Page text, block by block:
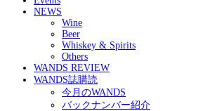
NEWS
Wine
Beer
Whiskey & Spirits
Others
WANDS REVIEW
WANDS誌購読
今月のWANDS
バックナンバー紹介